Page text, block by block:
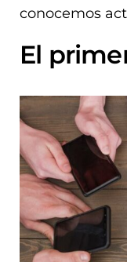
conocemos
El